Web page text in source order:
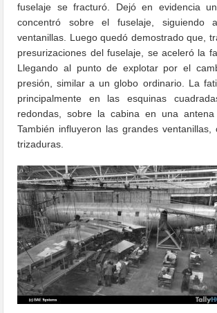
fuselaje se fracturó. Dejó en evidencia
concentró sobre el fuselaje, siguiendo
ventanillas. Luego quedó demostrado que,
presurizaciones del fuselaje, se aceleró la
Llegando al punto de explotar por el
presión, similar a un globo ordinario. La
principalmente en las esquinas
redondas, sobre la cabina en una antena
También influyeron las grandes ventanillas,
trizaduras.